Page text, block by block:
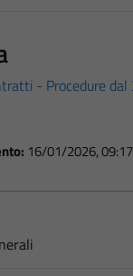
- Procedure
16/01/2026, 09:17